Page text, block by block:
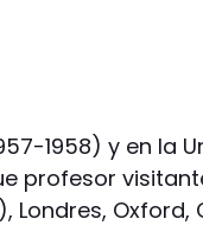
1958) y en la
profesor
Londres, Oxford,